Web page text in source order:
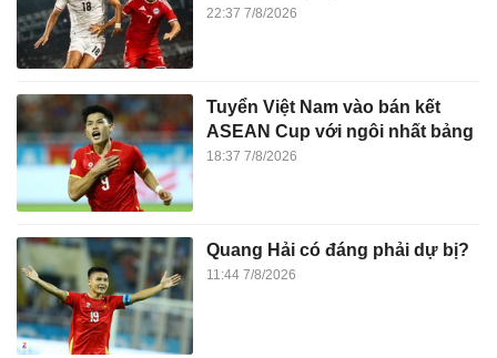
22:37 7/8/2026
Tuyển Việt Nam vào bán kết
ASEAN Cup với ngôi nhất bảng
18:37 7/8/2026
Quang Hải có đáng phải dự bị?
11:44 7/8/2026